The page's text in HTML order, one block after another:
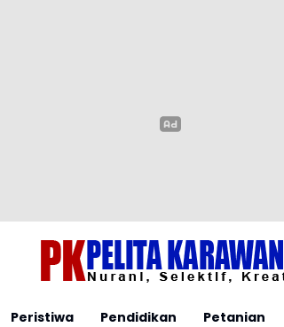
Peristiwa Pendidikan Petanian